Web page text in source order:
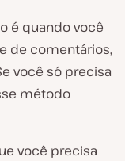
é quando você
de comentários,
você só precisa
método
você precisa